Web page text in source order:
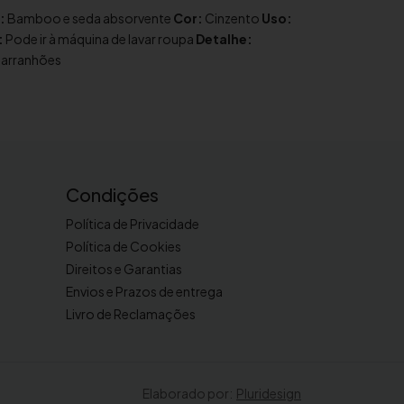
Bamboo e seda absorvente Cor: Cinzento Uso:
Pode ir à máquina de lavar roupa Detalhe:
Condições
Política de Privacidade
Política de Cookies
Direitos e Garantias
Envios e Prazos de entrega
Livro de Reclamações
Elaborado por: Pluridesign